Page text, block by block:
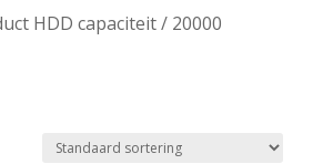
HDD capaciteit / 20000